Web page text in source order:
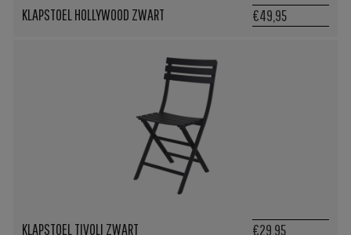
KLAPSTOEL HOLLYWOOD ZWART €49,95
KLAPSTOEL TIVOLI ZWART €29,95